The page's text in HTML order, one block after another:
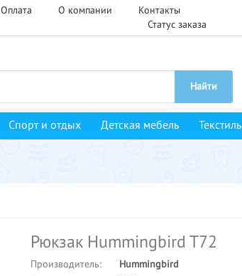
Оплата О компании
Контакты
Статус заказа
Найти
Спорт и отдых Детская мебель Текстиль
Рюкзак Hummingbird T72
Производитель:
Hummingbird